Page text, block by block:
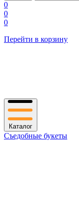
0
0
0
Перейти в корзину
Каталог
Съедобные букеты